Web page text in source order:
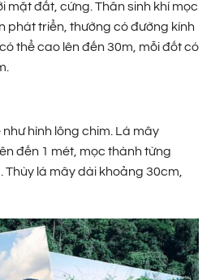
mặt đất, cứng. Thân sinh khí mọc
phát triển, thường có đường kính
thể cao lên đến 30m, mỗi đốt có
hình lông chim. Lá mây
đến 1 mét, mọc thành từng
Thùy lá mây dài khoảng 30cm,